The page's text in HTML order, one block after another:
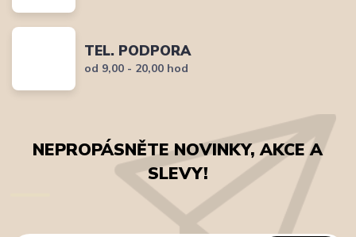
TEL. PODPORA
od 9,00 - 20,00 hod
NEPROPÁSNĚTE NOVINKY, AKCE A
SLEVY!